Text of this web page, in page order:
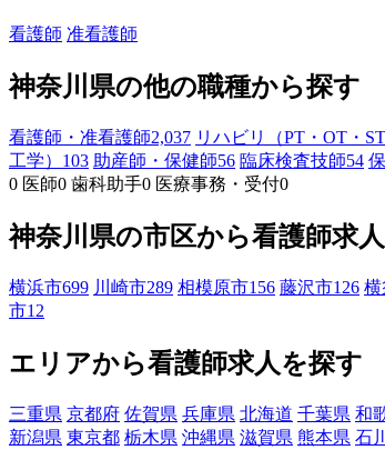
看護師 准看護師
神奈川県の他の職種から探す
看護師・准看護師2,037 リハビリ（PT・OT・ST
工学） 103 助産師・保健師56 臨床検査技師54
0 医師0 歯科助手0 医療事務・受付0
神奈川県の市区から看護師求
横浜市699 川崎市289 相模原市156 藤沢市126 横
市12
エリアから看護師求人を探す
三重県 京都府 佐賀県 兵庫県 北海道 千葉県 和
新潟県 東京都 栃木県 沖縄県 滋賀県 熊本県 石